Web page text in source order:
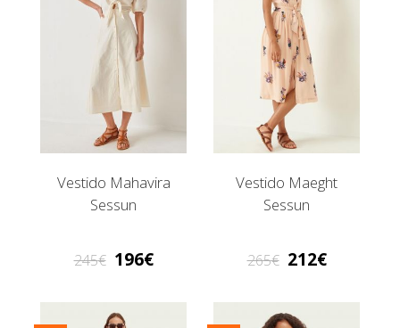
Vestido Mahavira
Sessun
245 196
Vestido Maeght
Sessun
265 212